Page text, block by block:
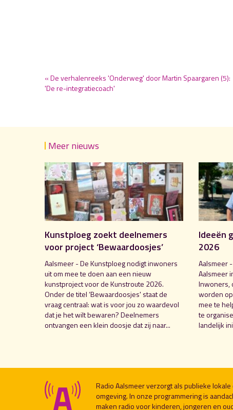
« De verhalenreeks 'Onderweg' door Martin Spaargaren (5):
'De re-integratiecoach'
Meer nieuws
Kunstploeg zoekt deelnemers
voor project ‘Bewaardoosjes’
Aalsmeer - De Kunstploeg nodigt inwoners
uit om mee te doen aan een nieuw
kunstproject voor de Kunstroute 2026.
Onder de titel ‘Bewaardoosjes' staat de
vraag centraal: wat is voor jou zo waardevol
dat je het wilt bewaren? Deelnemers
ontvangen een klein doosje dat zij naar...
Ideeën
2026
Aalsmeer
Aalsmeer
Inwoners,
worden
mee te
te
landelijk
Radio Aalsmeer verzorgt als publieke
omgeving. In onze programmering is
maken radio voor kinderen, jongeren en